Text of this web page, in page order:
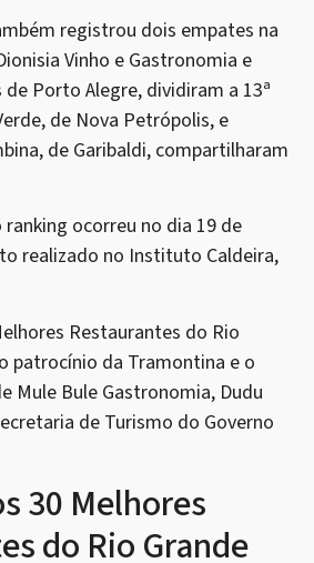
registrou dois empates na
Vinho e Gastronomia e
Porto Alegre, dividiram a 13ª
de Nova Petrópolis, e
de Garibaldi, compartilharam
ocorreu no dia 19 de
realizado no Instituto Caldeira,
Restaurantes do Rio
patrocínio da Tramontina e o
Mule Bule Gastronomia, Dudu
de Turismo do Governo
30 Melhores
do Rio Grande